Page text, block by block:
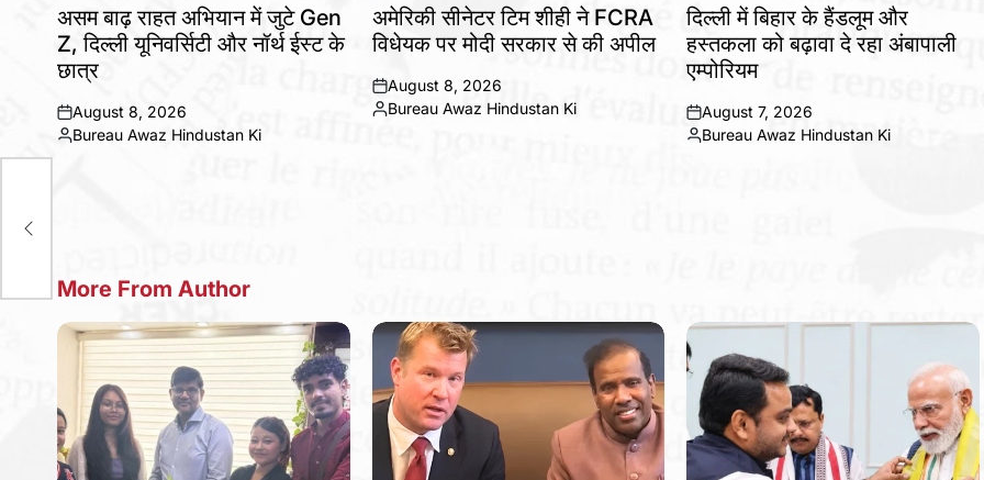
असम बाढ़ राहत अभियान में जुटे Gen
Z, दिल्ली यूनिवर्सिटी और नॉर्थ ईस्ट के
छात्र
on
August 8, 2026
Posted
Bureau Awaz Hindustan Ki
अमेरिकी सीनेटर टिम शीही ने FCRA
विधेयक पर मोदी सरकार से की अपील
on
August 8, 2026
Posted
Bureau Awaz Hindustan Ki
IN
दिल्ली में बिहार के हैंडलूम और
हस्तकला को बढ़ावा दे रहा अंबापाली
एम्पोरियम
on
August 7, 2026
Posted
Bureau Awaz Hindustan Ki
More From Author